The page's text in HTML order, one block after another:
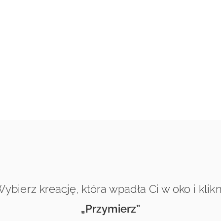
kreację, która wpadła Ci w oko i
„Przymierz”